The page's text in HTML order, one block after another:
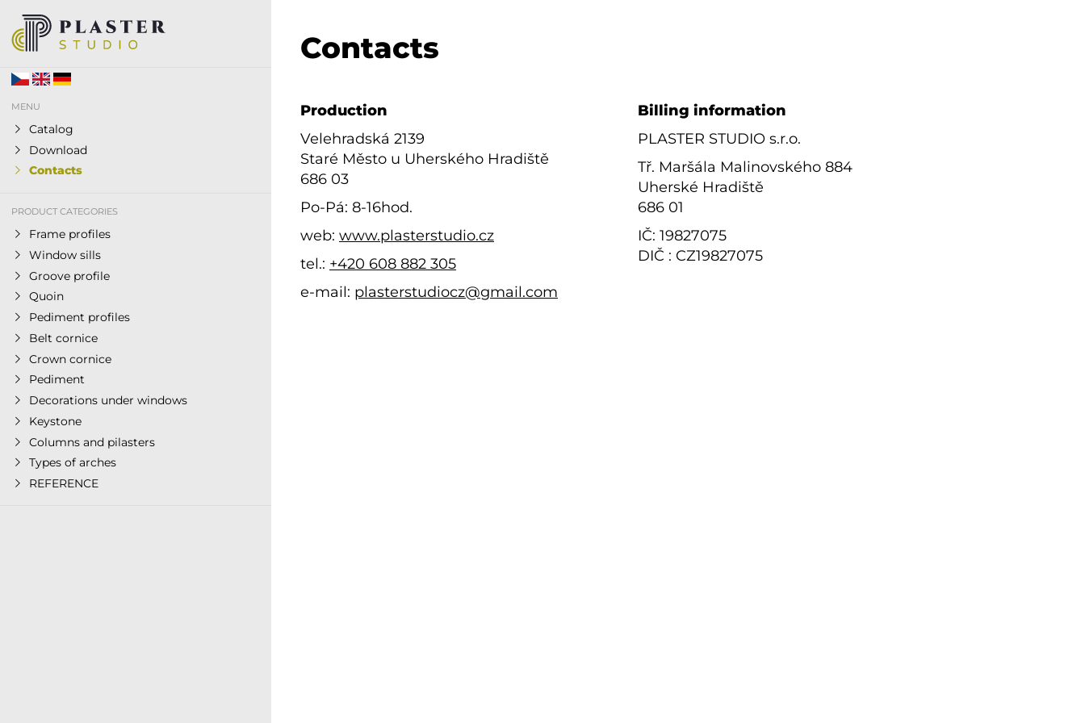
MENU
Catalog
Download
Contacts
PRODUCT CATEGORIES
Frame profiles
Window sills
Groove profile
Quoin
Pediment profiles
Belt cornice
Crown cornice
Pediment
Decorations under windows
Keystone
Columns and pilasters
Types of arches
REFERENCE
Contacts
Production
Velehradská 2139
Staré Město u Uherského Hradiště
686 03
Po-Pá: 8-16hod.
web: www.plasterstudio.cz
tel.: +420 608 882 305
e-mail: plasterstudiocz@gmail.com
Billing information
PLASTER STUDIO s.r.o.
Tř. Maršála Malinovského 884
Uherské Hradiště
686 01
IČ: 19827075
DIČ : CZ19827075